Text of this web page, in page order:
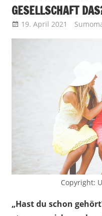
GESELLSCHAFT
19. April 2021
Copyright:
„Hast du schon